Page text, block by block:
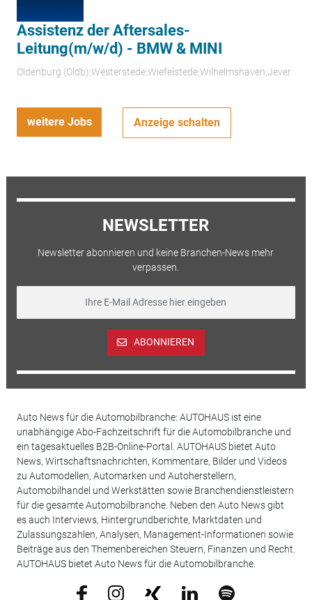
Assistenz der Aftersales-
Leitung(m/w/d) - BMW & MINI
Oldenburg (Oldb);Westerstede;Wiefelstede;Wilhelmshaven;Jever
weitere Jobs Anzeige schalten
NEWSLETTER
Newsletter abonnieren und keine Branchen-News mehr
verpassen.
ABONNIEREN
Auto News für die Automobilbranche: AUTOHAUS ist eine
unabhängige Abo-Fachzeitschrift für die Automobilbranche und
ein tagesaktuelles B2B-Online-Portal. AUTOHAUS bietet Auto
News, Wirtschaftsnachrichten, Kommentare, Bilder und Videos
zu Automodellen, Automarken und Autoherstellern,
Automobilhandel und Werkstätten sowie Branchendienstleistern
für die gesamte Automobilbranche. Neben den Auto News gibt
es auch Interviews, Hintergrundberichte, Marktdaten und
Zulassungszahlen, Analysen, Management-Informationen sowie
Beiträge aus den Themenbereichen Steuern, Finanzen und Recht.
AUTOHAUS bietet Auto News für die Automobilbranche.